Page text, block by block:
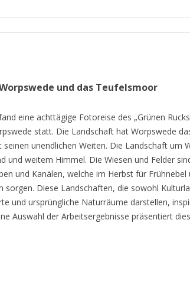
und das Teufelsmoor
eine achttägige Fotoreise des „Grünen
statt. Die Landschaft hat Worpswede
unendlichen Weiten. Die Landschaft um
und weitem Himmel. Die Wiesen und Felder
und Kanälen, welche im Herbst für Frühnebel
sorgen. Diese Landschaften, die sowohl
und ursprüngliche Naturräume darstellen,
Auswahl der Arbeitsergebnisse präsentiert